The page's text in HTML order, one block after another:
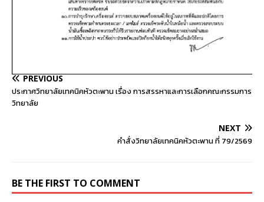
PREVIOUS
ประกาศวิทยาลัยเทคนิคหัวตะพาน เรื่อง การสรรหาและการเลือกคณะกรรมการ
วิทยาลัย
NEXT
คำสั่งวิทยาลัยเทคนิคหัวตะพาน ที่ 79/2569
BE THE FIRST TO COMMENT